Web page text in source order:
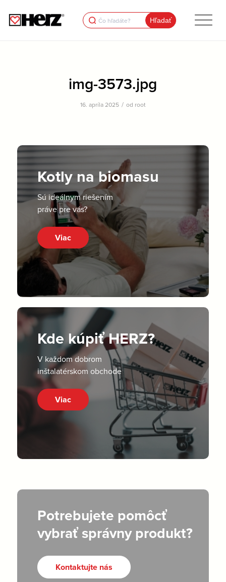
Search
for:
img-3573.jpg
16. apríla 2025 / od root
Kotly na biomasu
Sú ideálnym riešením
práve pre vás?
Viac
Kde kúpiť HERZ?
V každom dobrom
inštalatérskom obchode
Viac
Potrebujete pomôcť
vybrať správny produkt?
Kontaktujte nás